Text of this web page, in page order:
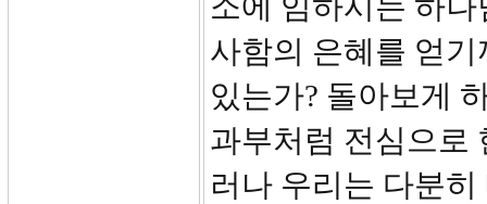
사함의 은혜를 얻
있는가? 돌아보게
과부처럼 전심으로
러나 우리는 다분